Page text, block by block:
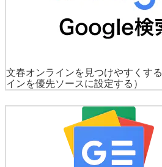
文春オンラインを見つけやすくする
インを優先ソースに設定する）